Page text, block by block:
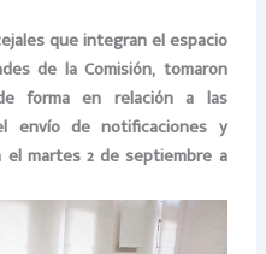
que integran el espacio
de la Comisión, tomaron
forma en relación a las
envío de notificaciones y
martes 2 de septiembre a